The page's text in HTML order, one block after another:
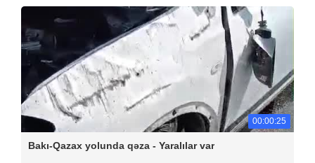
00:00:25
Bakı-Qazax yolunda qəza - Yaralılar var